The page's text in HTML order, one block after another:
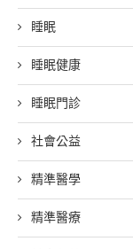
睡眠
睡眠健康
睡眠門診
社會公益
精準醫學
精準醫療